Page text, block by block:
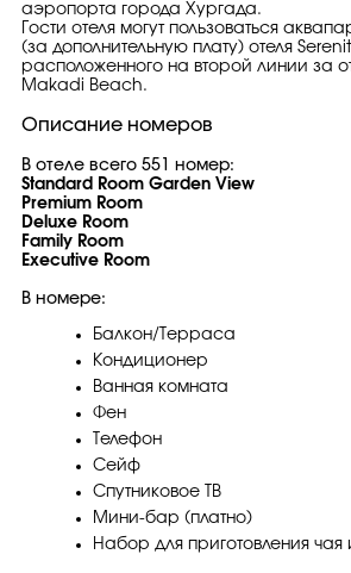
аэропорта города Хургада.
Гости отеля могут пользоваться
(за дополнительную плату) отеля
расположенного на второй линии за
Makadi Beach.
Описание номеров
В отеле всего 551 номер:
Standard Room Garden View
Premium Room
Deluxe Room
Family Room
Executive Room
В номере:
Балкон/Терраса
Кондиционер
Ванная комната
Фен
Телефон
Сейф
Спутниковое ТВ
Мини-бар (платно)
Набор для приготовления чая